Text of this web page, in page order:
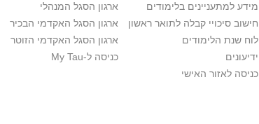
מידע למתעניינים בלימודים
חישוב סיכויי קבלה לתואר ראשון
לוח שנת הלימודים
ידיעונים
כניסה לאזור האישי
ארגון הסגל המנהלי
ארגון הסגל האקדמי הבכיר
ארגון הסגל האקדמי הזוטר
כניסה ל-My Tau